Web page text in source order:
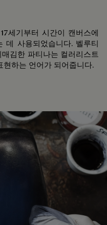
세기부터 시간이 캔버스에
데 사용되었습니다. 벨루티
김한 파티나는 컬러리스트
하는 언어가 되어줍니다.